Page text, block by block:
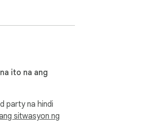
ito na ang
party na hindi
sitwasyon ng